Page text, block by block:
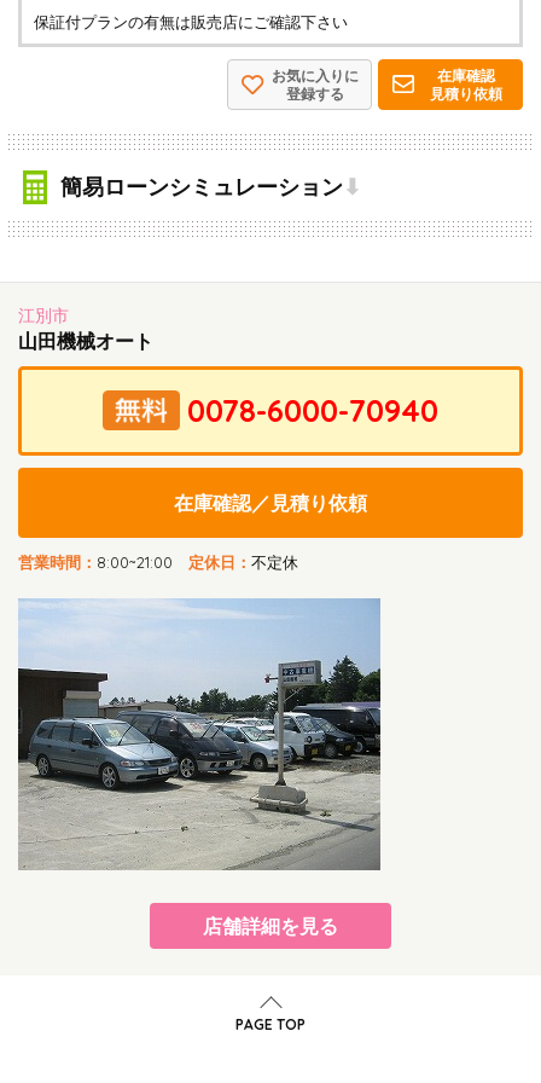
保証付プランの有無は販売店にご確認下さい
在庫確認
見積り依頼
お気に入りに
登録する
簡易ローンシミュレーション⬇
江別市
山田機械オート
在庫確認／見積り依頼
営業時間： 8:00~21:00 定休日： 不定休
店舗詳細を見る
PAGE TOP